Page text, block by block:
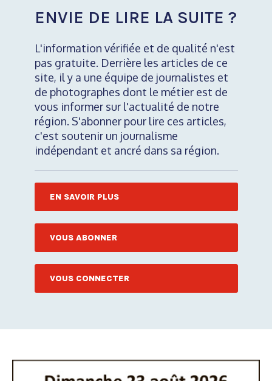
ENVIE DE LIRE LA SUITE ?
L'information vérifiée et de qualité n'est
pas gratuite. Derrière les articles de ce
site, il y a une équipe de journalistes et
de photographes dont le métier est de
vous informer sur l'actualité de notre
région. S'abonner pour lire ces articles,
c'est soutenir un journalisme
indépendant et ancré dans sa région.
EN SAVOIR PLUS
VOUS ABONNER
VOUS CONNECTER